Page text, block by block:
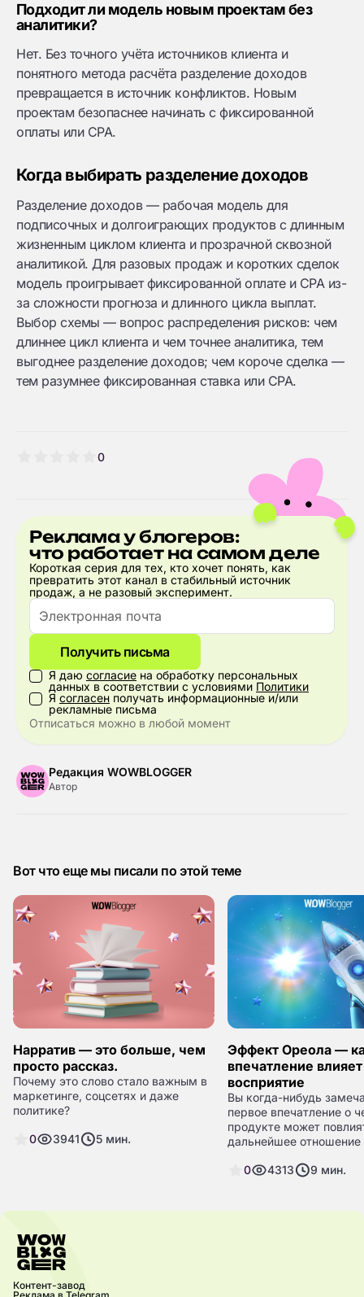
Подходит ли модель новым проектам без
аналитики?
Нет. Без точного учёта источников клиента и
понятного метода расчёта разделение доходов
превращается в источник конфликтов. Новым
проектам безопаснее начинать с фиксированной
оплаты или CPA.
Когда выбирать разделение доходов
Разделение доходов — рабочая модель для
подписочных и долгоиграющих продуктов с длинным
жизненным циклом клиента и прозрачной сквозной
аналитикой. Для разовых продаж и коротких сделок
модель проигрывает фиксированной оплате и CPA из-
за сложности прогноза и длинного цикла выплат.
Выбор схемы — вопрос распределения рисков: чем
длиннее цикл клиента и чем точнее аналитика, тем
выгоднее разделение доходов; чем короче сделка —
тем разумнее фиксированная ставка или CPA.
0
Реклама у блогеров:
что работает на самом деле
Короткая серия для тех, кто хочет понять, как
превратить этот канал в стабильный источник
продаж, а не разовый эксперимент.
Получить письма
Я даю согласие на обработку персональных
данных в соответствии с условиями Политики
Я согласен получать информационные и/или
рекламные письма
Отписаться можно в любой момент
Редакция WOWBLOGGER
Автор
Вот что еще мы писали по этой теме
Нарратив — это больше, чем
просто рассказ.
Почему это слово стало важным в
маркетинге, соцсетях и даже
политике?
0 3941 5 мин.
Эффект Ореола —
впечатление
восприятие
Вы когда-нибудь
первое впечатление о
продукте может
дальнейшее отношение
психологический
такое, как он работает
0 4313 9 мин.
Контент-завод